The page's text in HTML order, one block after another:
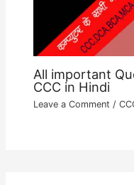
All important
CCC in Hindi
Leave a Comment /